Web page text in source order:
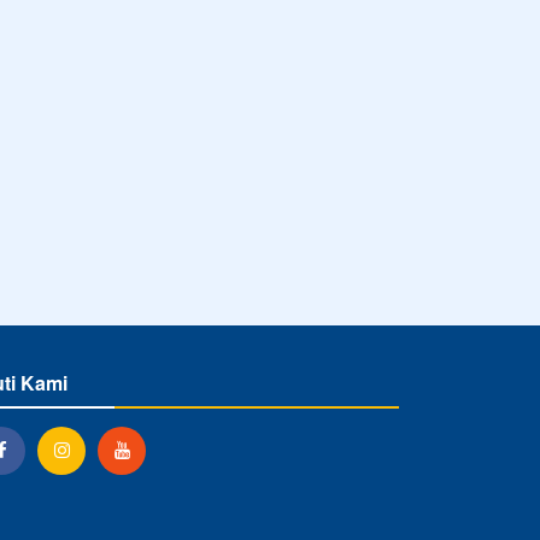
Kami